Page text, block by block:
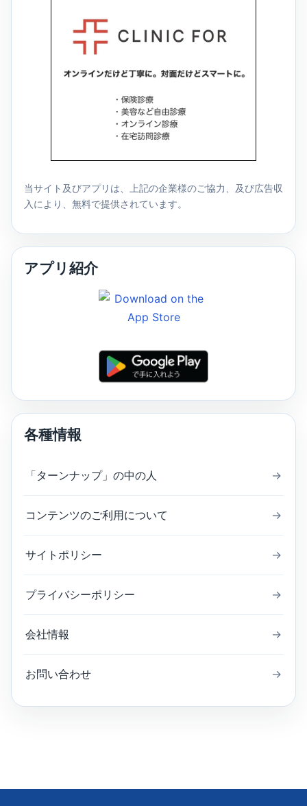
当サイト及びアプリは、上記の企業様のご協力、及び広告収
入により、無料で提供されています。
アプリ紹介
各種情報
「ターンナップ」の中の人 →
コンテンツのご利用について →
サイトポリシー →
プライバシーポリシー →
会社情報 →
お問い合わせ →